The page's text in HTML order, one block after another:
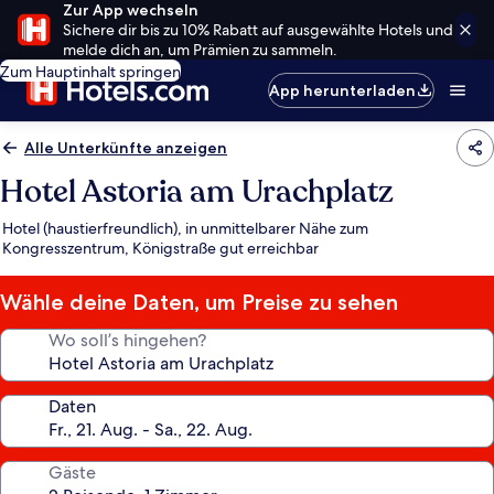
Zur App wechseln
Sichere dir bis zu 10% Rabatt auf ausgewählte Hotels und
melde dich an, um Prämien zu sammeln.
Zum Hauptinhalt springen
App herunterladen
Alle Unterkünfte anzeigen
Hotel Astoria am Urachplatz
Hotel (haustierfreundlich), in unmittelbarer Nähe zum
Kongresszentrum, Königstraße gut erreichbar
Wähle deine Daten, um Preise zu sehen
Wo soll’s hingehen?
Daten
Gäste